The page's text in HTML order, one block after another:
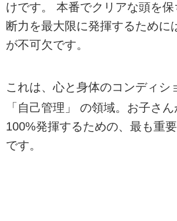
けです。 本番でクリアな頭を保
断力を最大限に発揮するために
が不可欠です。
これは、心と身体のコンディシ
「自己管理」
の領域。お子さ
100%発揮するための、最も重
です。